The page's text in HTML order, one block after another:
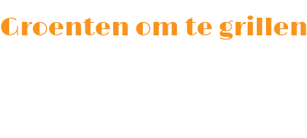
Groenten om te grillen